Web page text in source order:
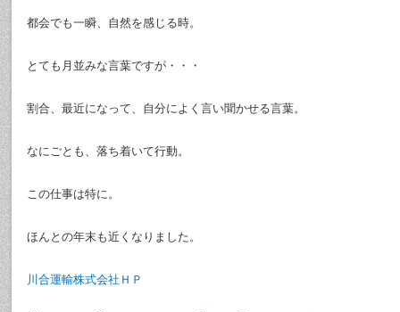
都会でも一瞬、自然を感じる時。
とても月並みな言葉ですが・・・
割合、最近になって、自分によく言い聞かせる言葉。
なにごとも、落ち着いて行動。
この仕事は特に。
ほんとの年末も近くなりました。
川合運輸株式会社ＨＰ